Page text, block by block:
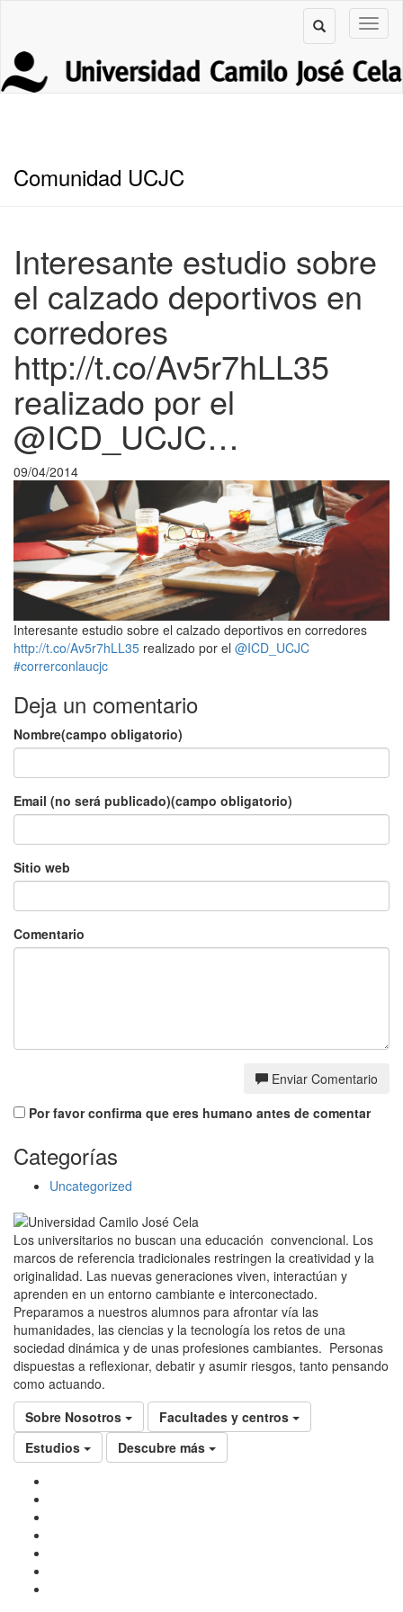
Comunidad UCJC
Interesante estudio sobre
el calzado deportivos en
corredores
http://t.co/Av5r7hLL35
realizado por el
@ICD_UCJC…
09/04/2014
Interesante estudio sobre el calzado deportivos en corredores
http://t.co/Av5r7hLL35 realizado por el @ICD_UCJC
#correrconlaucjc
Deja un comentario
Nombre(campo obligatorio)
Email (no será publicado)(campo obligatorio)
Sitio web
Comentario
Enviar Comentario
Por favor confirma que eres humano antes de comentar
Categorías
Uncategorized
Los universitarios no buscan una educación convencional. Los
marcos de referencia tradicionales restringen la creatividad y la
originalidad. Las nuevas generaciones viven, interactúan y
aprenden en un entorno cambiante e interconectado.
Preparamos a nuestros alumnos para afrontar vía las
humanidades, las ciencias y la tecnología los retos de una
sociedad dinámica y de unas profesiones cambiantes. Personas
dispuestas a reflexionar, debatir y asumir riesgos, tanto pensando
como actuando.
Sobre Nosotros
Facultades y centros
Estudios
Descubre más